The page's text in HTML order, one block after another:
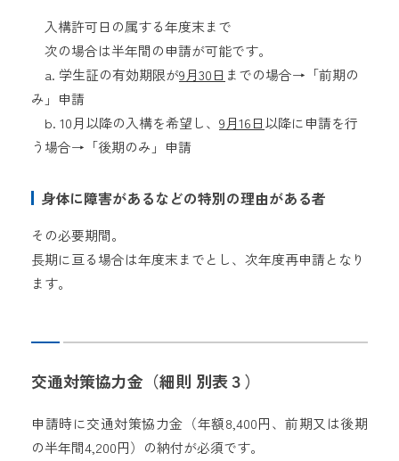
入構許可日の属する年度末まで
次の場合は半年間の申請が可能です。
a. 学生証の有効期限が9月30日 までの場合→「前期の
み」申請
b. 10月以降の入構を希望し、 9月16日以降に申請を行
う場合→「後期のみ」申請
身体に障害があるなどの特別の理由がある者
その必要期間。
長期に亘る場合は年度末までとし、次年度再申請となり
ます。
交通対策協力金（細則 別表３）
申請時に交通対策協力金（年額8,400円、前期又は後期
の半年間4,200円）の納付が必須です。